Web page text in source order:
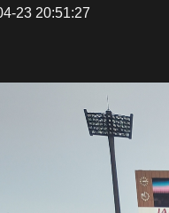
23 20:51:27